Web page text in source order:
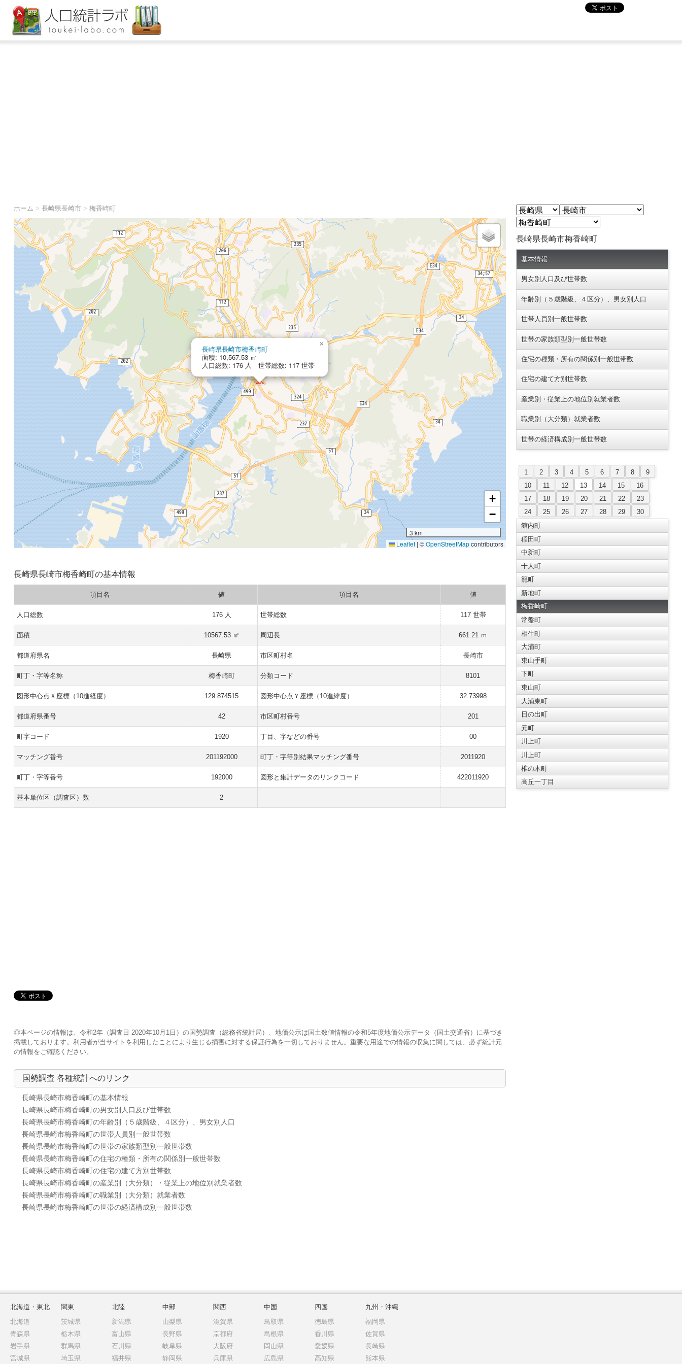
ホーム > 長崎県長崎市> 梅香崎町
長崎県長崎市梅香崎町
面積: 10,567.53 ㎡
人口総数: 176 人 世帯総数: 117 世帯
×
+
−
3 km
Leaflet | ©OpenStreetMapcontributors
長崎県長崎市梅香崎町の基本情報
項目名 値 項目名 値
人口総数 176 人 世帯総数 117 世帯
面積 10567.53 ㎡ 周辺長 661.21 ｍ
都道府県名 長崎県 市区町村名 長崎市
町丁・字等名称 梅香崎町 分類コード 8101
図形中心点Ｘ座標（10進経度） 129.874515 図形中心点Ｙ座標（10進緯度） 32.73998
都道府県番号 42 市区町村番号 201
町字コード 1920 丁目、字などの番号 00
マッチング番号 201192000 町丁・字等別結果マッチング番号 2011920
町丁・字等番号 192000 図形と集計データのリンクコード 422011920
基本単位区（調査区）数 2
◎本ページの情報は、令和2年（調査日 2020年10月1日）の国勢調査（総務省統計局）、地価公示は国土数値情報の令和5年度地価公示データ（国土交通省）に基づき
掲載しております。利用者が当サイトを利用したことにより生じる損害に対する保証行為を一切しておりません。重要な用途での情報の収集に関しては、必ず統計元
の情報をご確認ください。
国勢調査 各種統計へのリンク
長崎県長崎市梅香崎町の基本情報
長崎県長崎市梅香崎町の男女別人口及び世帯数
長崎県長崎市梅香崎町の年齢別（５歳階級、４区分）、男女別人口
長崎県長崎市梅香崎町の世帯人員別一般世帯数
長崎県長崎市梅香崎町の世帯の家族類型別一般世帯数
長崎県長崎市梅香崎町の住宅の種類・所有の関係別一般世帯数
長崎県長崎市梅香崎町の住宅の建て方別世帯数
長崎県長崎市梅香崎町の産業別（大分類）・従業上の地位別就業者数
長崎県長崎市梅香崎町の職業別（大分類）就業者数
長崎県長崎市梅香崎町の世帯の経済構成別一般世帯数
長崎県長崎市梅香崎町
基本情報
男女別人口及び世帯数
年齢別（５歳階級、４区分）、男女別人口
世帯人員別一般世帯数
世帯の家族類型別一般世帯数
住宅の種類・所有の関係別一般世帯数
住宅の建て方別世帯数
産業別・従業上の地位別就業者数
職業別（大分類）就業者数
世帯の経済構成別一般世帯数
1 2 3 4 5 6 7 8
9
10
11 12 13 14 15
16
17
18 19 20 21 22
23
24
25 26 27 28 29
30
館内町
稲田町
中新町
十人町
籠町
新地町
梅香崎町
常盤町
相生町
大浦町
東山手町
下町
東山町
大浦東町
日の出町
元町
川上町
川上町
椎の木町
高丘一丁目
北海道・東北
北海道
青森県
岩手県
宮城県
関東
茨城県
栃木県
群馬県
埼玉県
北陸
新潟県
富山県
石川県
福井県
中部
山梨県
長野県
岐阜県
静岡県
関西
滋賀県
京都府
大阪府
兵庫県
中国
鳥取県
島根県
岡山県
広島県
四国
徳島県
香川県
愛媛県
高知県
九州・沖縄
福岡県
佐賀県
長崎県
熊本県